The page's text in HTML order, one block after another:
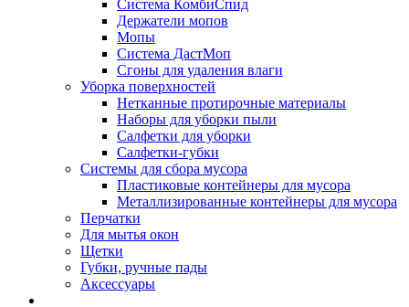
Система КомбиСпид
Держатели мопов
Мопы
Система ДастМоп
Сгоны для удаления влаги
Уборка поверхностей
Нетканные протирочные материалы
Наборы для уборки пыли
Салфетки для уборки
Салфетки-губки
Системы для сбора мусора
Пластиковые контейнеры для мусора
Металлизированные контейнеры для мусора
Перчатки
Для мытья окон
Щетки
Губки, ручные пады
Аксессуары